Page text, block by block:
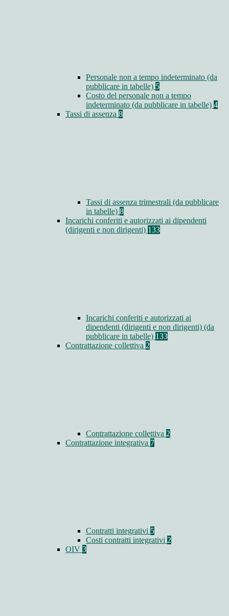
Personale non a tempo indeterminato (da
pubblicare in tabelle) 5
Costo del personale non a tempo
indeterminato (da pubblicare in tabelle) 4
Tassi di assenza 8
Tassi di assenza trimestrali (da pubblicare
in tabelle) 8
Incarichi conferiti e autorizzati ai dipendenti
(dirigenti e non dirigenti) 133
Incarichi conferiti e autorizzati ai
dipendenti (dirigenti e non dirigenti) (da
pubblicare in tabelle) 133
Contrattazione collettiva 2
Contrattazione collettiva 2
Contrattazione integrativa 7
Contratti integrativi 5
Costi contratti integrativi 2
OIV 3